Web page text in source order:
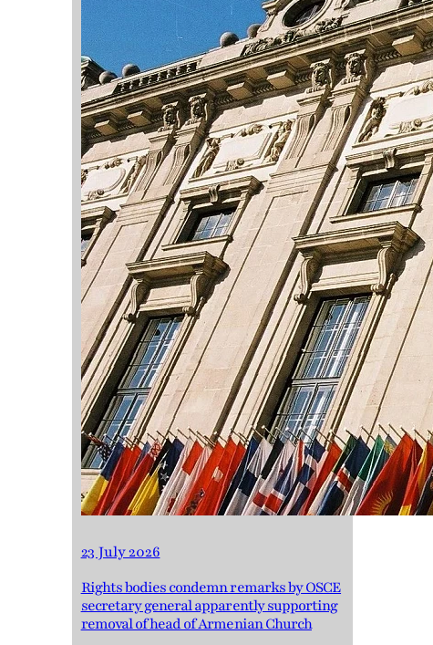
23 July 2026
Rights bodies condemn remarks by OSCE
secretary general apparently supporting
removal of head of Armenian Church